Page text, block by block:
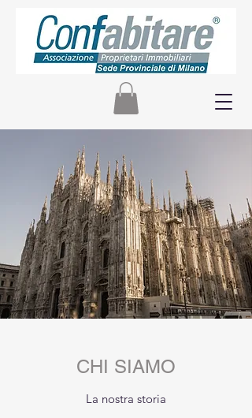
CHI SIAMO
La nostra storia